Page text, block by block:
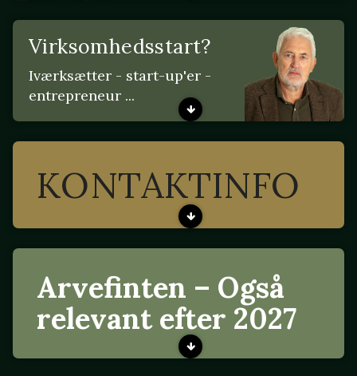
Virksomhedsstart?
Iværksætter - start-up'er -
entrepreneur ...
KONTAKTINFO
Arvefinten – Også
relevant efter 2027